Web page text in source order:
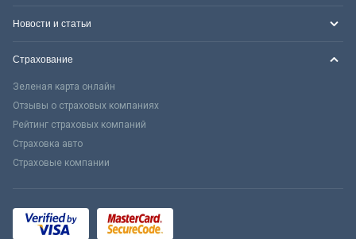
Новости и статьи
Страхование
Зеленая карта онлайн
Отзывы о страховых компаниях
Рейтинг страховых компаний
Страховка авто
Страховые компании